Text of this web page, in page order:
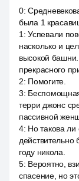
0:
была 1
1 :Успевали
насколько и
высокой
прекрасного
2: Помогите.
3:
терри джонс
пассивной
4: Но такова
году никола.
5: Вероятно,
спасение, но